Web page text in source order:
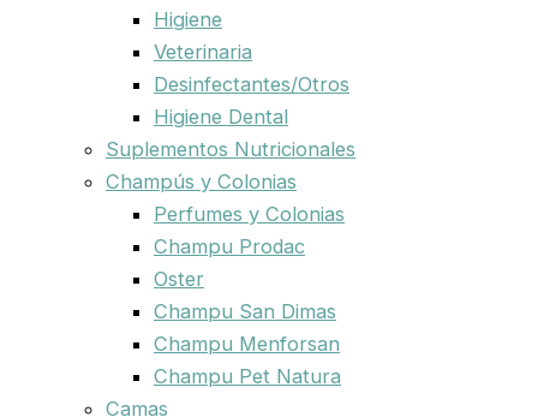
Higiene
Veterinaria
Desinfectantes/Otros
Higiene Dental
Suplementos Nutricionales
Champús y Colonias
Perfumes y Colonias
Champu Prodac
Oster
Champu San Dimas
Champu Menforsan
Champu Pet Natura
Camas